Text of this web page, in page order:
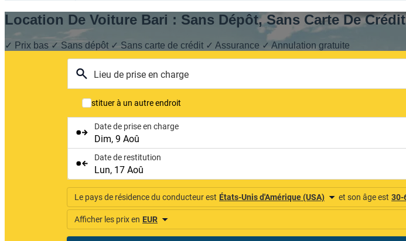
Location De Voiture Bari : Sans Dépôt, Sans Carte De Crédit
✓ Prix bas ✓ Sans dépôt ✓ Sans carte de crédit ✓ Assurance ✓ Annulation gratuite